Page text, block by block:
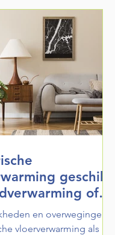
geschikt
of
en overwegingen
vloerverwarming als